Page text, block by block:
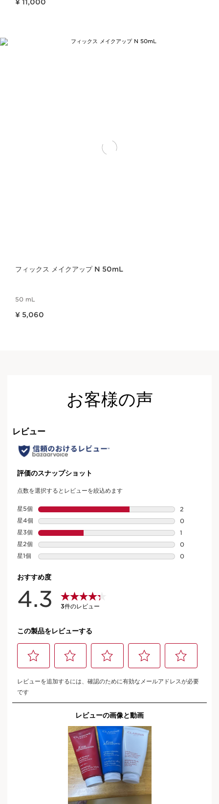
¥ 11,000
フィックス メイクアップ N 50mL
50 mL
¥ 5,060
お客様の声